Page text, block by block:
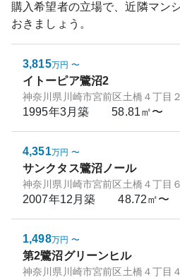
購入希望者の立場で、近隣マン
おきましょう。
3,815万円 〜
イトーピア鷺沼2
神奈川県川崎市宮前区土橋４丁目
1995年3月築 58.81㎡〜
4,351万円 〜
サンクタス鷺沼ノール
神奈川県川崎市宮前区土橋４丁目
2007年12月築 48.72㎡〜
1,498万円 〜
第2鷺沼グリーンヒル
神奈川県川崎市宮前区土橋４丁目